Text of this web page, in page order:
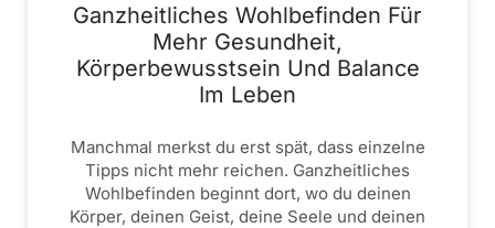
Ganzheitliches Wohlbefinden Für
Mehr Gesundheit,
Körperbewusstsein Und Balance
Im Leben
Manchmal merkst du erst spät, dass einzelne
Tipps nicht mehr reichen. Ganzheitliches
Wohlbefinden beginnt dort, wo du deinen
Körper, deinen Geist, deine Seele und deinen